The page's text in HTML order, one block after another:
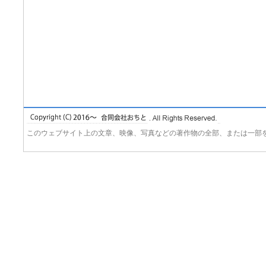
このウェブサイト上の文章、映像、写真などの著作物の全部、または一